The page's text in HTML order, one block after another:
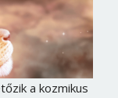
a kozmikus